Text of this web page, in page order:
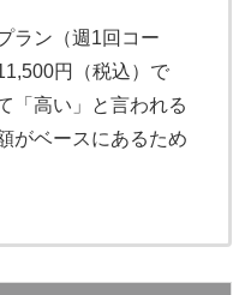
ラン（週1回コー
円（税込）で
「高い」と言われる
がベースにあるため